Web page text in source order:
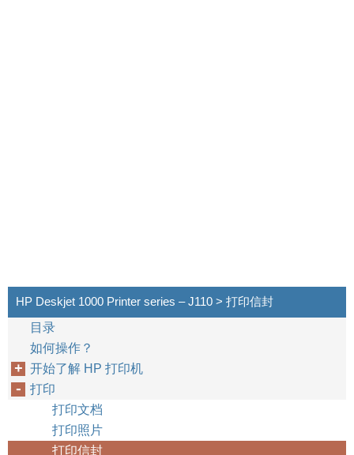
HP Deskjet 1000 Printer series – J110 > 打印信封
目录
如何操作？
开始了解 HP 打印机
打印
打印文档
打印照片
打印信封